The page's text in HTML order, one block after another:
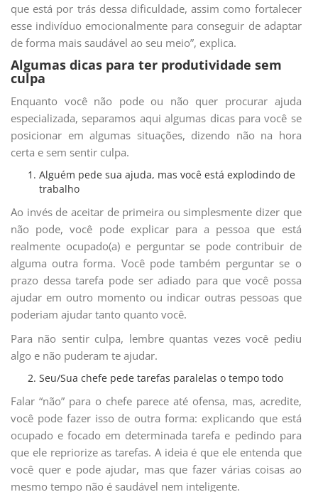
que está por trás dessa dificuldade, assim como fortalecer
esse indivíduo emocionalmente para conseguir de adaptar
de forma mais saudável ao seu meio”, explica.
Algumas dicas para ter produtividade sem
culpa
Enquanto você não pode ou não quer procurar ajuda
especializada, separamos aqui algumas dicas para você se
posicionar em algumas situações, dizendo não na hora
certa e sem sentir culpa.
Alguém pede sua ajuda, mas você está explodindo de
trabalho
Ao invés de aceitar de primeira ou simplesmente dizer que
não pode, você pode explicar para a pessoa que está
realmente ocupado(a) e perguntar se pode contribuir de
alguma outra forma. Você pode também perguntar se o
prazo dessa tarefa pode ser adiado para que você possa
ajudar em outro momento ou indicar outras pessoas que
poderiam ajudar tanto quanto você.
Para não sentir culpa, lembre quantas vezes você pediu
algo e não puderam te ajudar.
Seu/Sua chefe pede tarefas paralelas o tempo todo
Falar “não” para o chefe parece até ofensa, mas, acredite,
você pode fazer isso de outra forma: explicando que está
ocupado e focado em determinada tarefa e pedindo para
que ele repriorize as tarefas. A ideia é que ele entenda que
você quer e pode ajudar, mas que fazer várias coisas ao
mesmo tempo não é saudável nem inteligente.